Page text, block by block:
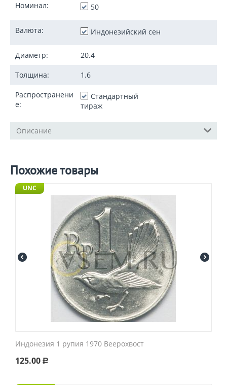
Номинал: 50
Валюта: Индонезийский сен
Диаметр: 20.4
Толщина: 1.6
Распространени
е:
Стандартный
тираж
Описание
Похожие товары
UNC
Индонезия 1 рупия 1970 Веерохвост
125.00 Р